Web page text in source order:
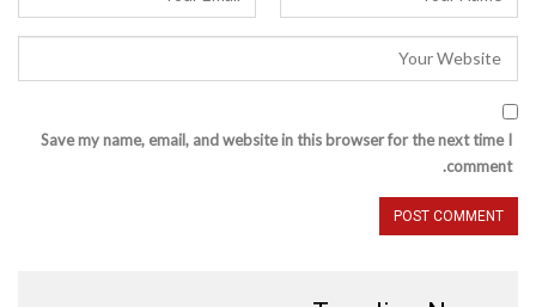
Save my name, email, and website in this browser for the next time I
comment.